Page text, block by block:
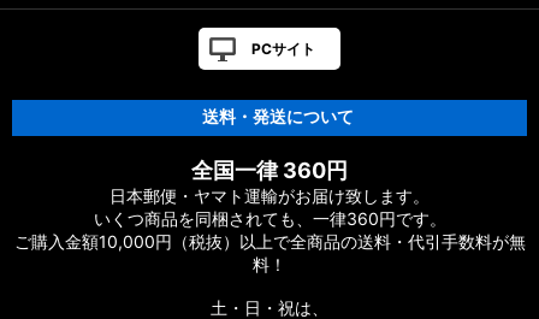
PCサイト
送料・発送について
全国一律 360円
日本郵便・ヤマト運輸がお届け致します。
いくつ商品を同梱されても、一律360円です。
ご購入金額10,000円（税抜）以上で全商品の送料・代引手数料が無
料！
土・日・祝は、